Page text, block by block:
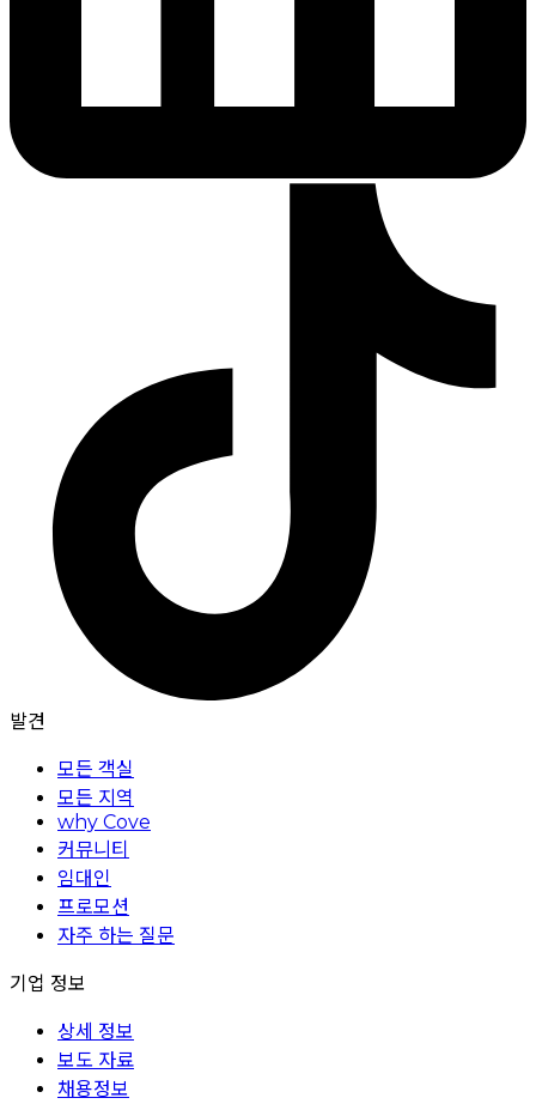
발견
모든 객실
모든 지역
why Cove
커뮤니티
임대인
프로모션
자주 하는 질문
기업 정보
상세 정보
보도 자료
채용정보